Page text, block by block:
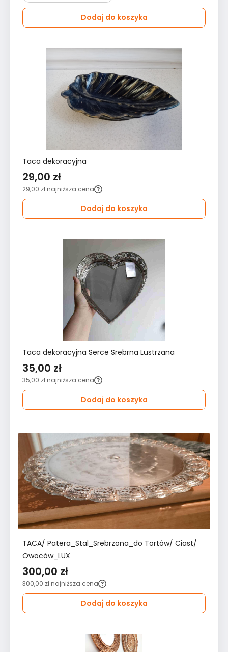
Dodaj do koszyka
Taca dekoracyjna
29,00 zł
29,00 zł najniższa cena
Dodaj do koszyka
Taca dekoracyjna Serce Srebrna Lustrzana
35,00 zł
35,00 zł najniższa cena
Dodaj do koszyka
TACA/ Patera_Stal_Srebrzona_do Tortów/ Ciast/
Owoców_LUX
300,00 zł
300,00 zł najniższa cena
Dodaj do koszyka